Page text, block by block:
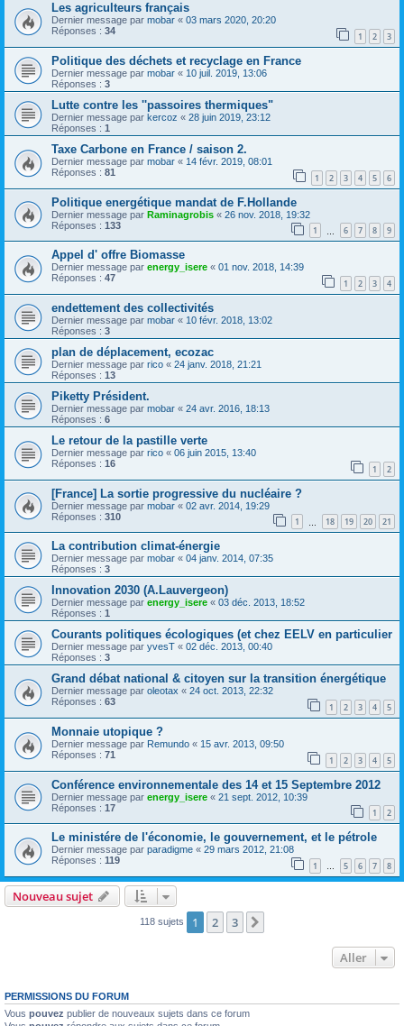
Les agriculteurs français
Dernier message par mobar « 03 mars 2020, 20:20
Réponses : 34 1 2 3
Politique des déchets et recyclage en France
Dernier message par mobar « 10 juil. 2019, 13:06
Réponses : 3
Lutte contre les ''passoires thermiques"
Dernier message par kercoz « 28 juin 2019, 23:12
Réponses : 1
Taxe Carbone en France / saison 2.
Dernier message par mobar « 14 févr. 2019, 08:01
Réponses : 81 1 2 3 4 5 6
Politique energétique mandat de F.Hollande
Dernier message par Raminagrobis « 26 nov. 2018, 19:32
Réponses : 133 1 6 7 8 9
Appel d' offre Biomasse
Dernier message par energy_isere « 01 nov. 2018, 14:39
Réponses : 47 1 2 3 4
endettement des collectivités
Dernier message par mobar « 10 févr. 2018, 13:02
Réponses : 3
plan de déplacement, ecozac
Dernier message par rico « 24 janv. 2018, 21:21
Réponses : 13
Piketty Président.
Dernier message par mobar « 24 avr. 2016, 18:13
Réponses : 6
Le retour de la pastille verte
Dernier message par rico « 06 juin 2015, 13:40
Réponses : 16 1 2
[France] La sortie progressive du nucléaire ?
Dernier message par mobar « 02 avr. 2014, 19:29
Réponses : 310 1 18 19 20 21
La contribution climat-énergie
Dernier message par mobar « 04 janv. 2014, 07:35
Réponses : 3
Innovation 2030 (A.Lauvergeon)
Dernier message par energy_isere « 03 déc. 2013, 18:52
Réponses : 1
Courants politiques écologiques (et chez EELV en particulier
Dernier message par yvesT « 02 déc. 2013, 00:40
Réponses : 3
Grand débat national & citoyen sur la transition énergétique
Dernier message par oleotax « 24 oct. 2013, 22:32
Réponses : 63 1 2 3 4 5
Monnaie utopique ?
Dernier message par Remundo « 15 avr. 2013, 09:50
Réponses : 71 1 2 3 4 5
Conférence environnementale des 14 et 15 Septembre 2012
Dernier message par energy_isere « 21 sept. 2012, 10:39
Réponses : 17 1 2
Le ministére de l'économie, le gouvernement, et le pétrole
Dernier message par paradigme « 29 mars 2012, 21:08
Réponses : 119 1 … 5 6 7 8
Nouveau sujet
118 sujets 1 2 3
Aller
PERMISSIONS DU FORUM
Vous pouvez publier de nouveaux sujets dans ce forum